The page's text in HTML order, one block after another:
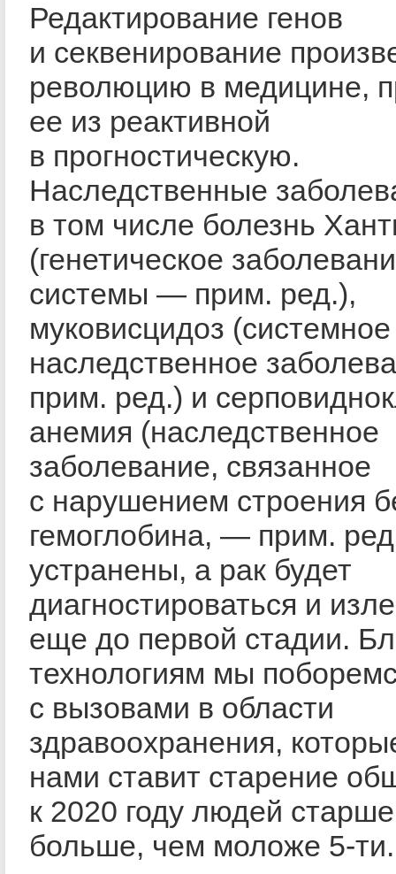
Редактирование генов
и секвенирование
революцию в медицине,
ее из реактивной
в прогностическую.
Наследственные
в том числе болезнь
(генетическое
системы — прим. ред.),
муковисцидоз (системное
наследственное
прим. ред.) и
анемия (наследственное
заболевание, связанное
с нарушением строения
гемоглобина, — прим.
устранены, а рак будет
диагностироваться и
еще до первой стадии.
технологиям мы
с вызовами в области
здравоохранения,
нами ставит старение
к 2020 году людей
больше, чем моложе 5-ти.